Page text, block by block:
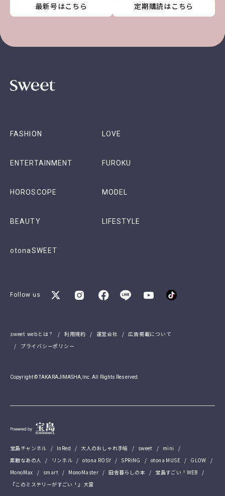
最新号はこちら 定期購読はこちら
最新号はこちら 定期購読はこちら
最新号はこちら 定期購読はこちら
最新号はこちら 定期購読はこちら
FASHION LOVE
ENTERTAINMENT FUROKU
HOROSCOPE MODEL
BEAUTY LIFESTYLE
otonaSWEET
Follow us
sweet webとは？ 利用規約 運営会社
広告掲載について
プライバシーポリシー
Copyright © TAKARAJIMASHA,Inc. All Rights Reserved.
宝島チャンネル InRed 大人のおしゃれ手帖 sweet
mini
素敵なあの人
リンネル otona ROSY SPRiNG otona MUSE
GLOW
MonoMax
smart MonoMaster 田舎暮らしの本
宝島すごい！WEB
『このミステリーがすごい！』大賞